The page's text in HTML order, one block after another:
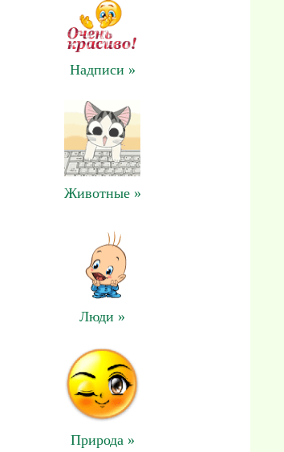
Надписи »
Животные »
Люди »
Природа »